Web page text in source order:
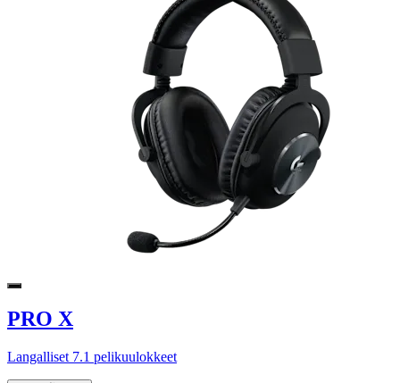
PRO X
Langalliset 7.1 pelikuulokkeet